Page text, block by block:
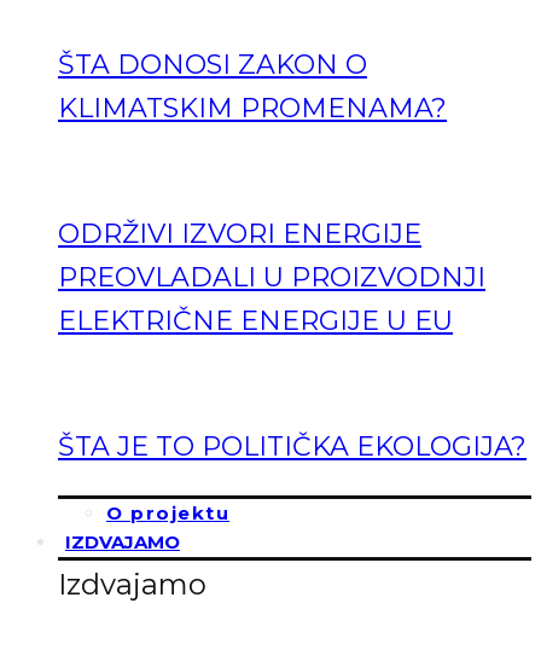
ŠTA DONOSI ZAKON O
KLIMATSKIM PROMENAMA?
ODRŽIVI IZVORI ENERGIJE
PREOVLADALI U PROIZVODNJI
ELEKTRIČNE ENERGIJE U EU
ŠTA JE TO POLITIČKA EKOLOGIJA?
O projektu
IZDVAJAMO
Izdvajamo